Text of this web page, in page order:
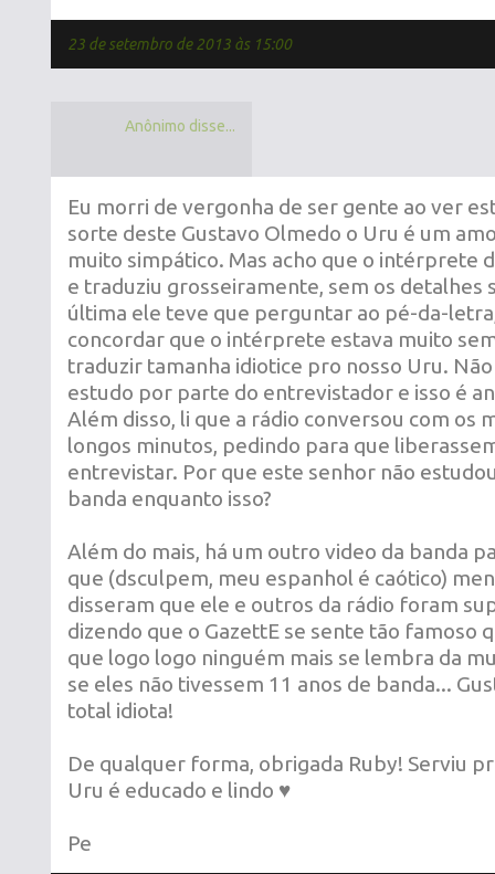
23 de setembro de 2013 às 15:00
Anônimo disse...
Eu morri de vergonha de ser gente ao ver
sorte deste Gustavo Olmedo o Uru é um
muito simpático. Mas acho que o intérprete
e traduziu grosseiramente, sem os detalhes
última ele teve que perguntar ao pé-da-
concordar que o intérprete estava muito
traduzir tamanha idiotice pro nosso Uru.
estudo por parte do entrevistador e isso é
Além disso, li que a rádio conversou com os
longos minutos, pedindo para que
entrevistar. Por que este senhor não
banda enquanto isso?
Além do mais, há um outro video da banda
que (dsculpem, meu espanhol é caótico)
disseram que ele e outros da rádio foram
dizendo que o GazettE se sente tão famoso
que logo logo ninguém mais se lembra da
se eles não tivessem 11 anos de banda...
total idiota!
De qualquer forma, obrigada Ruby! Serviu
Uru é educado e lindo ♥
Pe